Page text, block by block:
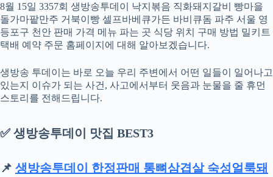
8월 15일 3357회 생방송투데이 낙지볶음 직화돼지갈비 빵마을
돌가마팥만주 거북이빵 셀프바베큐가든 바비큐돔 파주 서울 영
등포구 천안 판매 가격 메뉴 파는 곳 식당 위치 구매 방법 밀키트
택배 예약 주문 홈페이지에 대해 알아보겠습니다.
생방송 투데이는 바로 오늘 우리 주변에서 어떤 일들이 일어나고
있는지 이슈가 되는 사건, 사고에서부터 웃음과 눈물을 줄 휴먼
스토리를 전해드립니다.
✅ 생방송투데이 맛집 BEST3
📌 생방송투데이 한정판매 통뼈삼겹살 숙성얼룩돼